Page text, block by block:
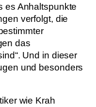
es Anhaltspunkte
verfolgt, die
das
Und in dieser
und besonders
wie Krah